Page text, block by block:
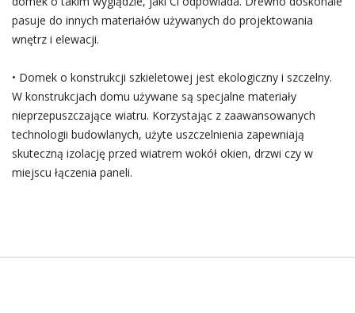
pasuje do innych materiałów używanych do projektowania
wnętrz i elewacji.
• Domek o konstrukcji szkieletowej jest ekologiczny i szczelny.
W konstrukcjach domu używane są specjalne materiały
nieprzepuszczające wiatru. Korzystając z zaawansowanych
technologii budowlanych, użyte uszczelnienia zapewniają
skuteczną izolację przed wiatrem wokół okien, drzwi czy w
miejscu łączenia paneli.